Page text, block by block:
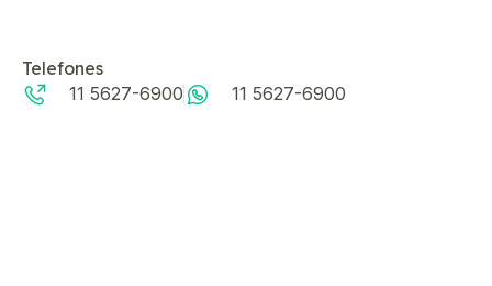
Telefones
11 5627-6900
11 5627-6900